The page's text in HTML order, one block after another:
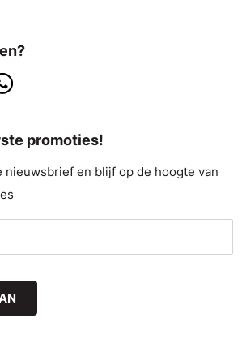
promoties!
nieuwsbrief en blijf op de hoogte van